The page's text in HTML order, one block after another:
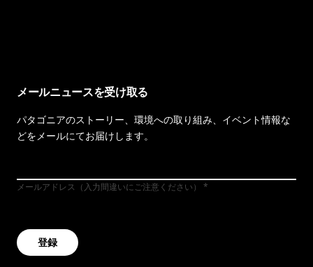
メールニュースを受け取る
パタゴニアのストーリー、環境への取り組み、イベント情報な
どをメールにてお届けします。
メールアドレス（入力間違いにご注意ください）
登録